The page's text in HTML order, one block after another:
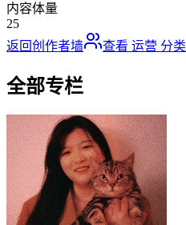
内容体量
25
返回创作者墙
查看 运营 分类
全部专栏